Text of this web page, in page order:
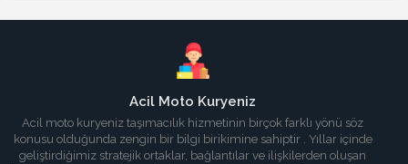
Acil Moto Kuryeniz
Acil moto kuryeniz taşımacılık hizmetinin birçok farklı yönü söz
konusu olduğunda zengin bir bilgi birikimine sahiptir . Yıllar içinde
geliştirdiğimiz stratejik ortaklar, bağlantılar ve ilişkilerden oluşan